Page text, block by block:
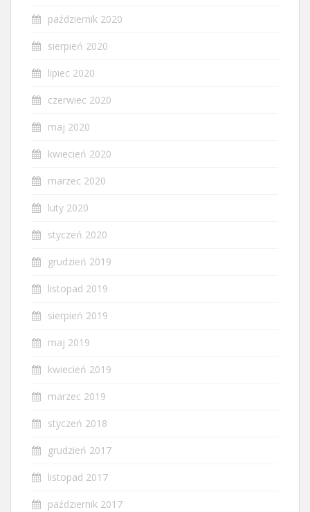
październik 2020
sierpień 2020
lipiec 2020
czerwiec 2020
maj 2020
kwiecień 2020
marzec 2020
luty 2020
styczeń 2020
grudzień 2019
listopad 2019
sierpień 2019
maj 2019
kwiecień 2019
marzec 2019
styczeń 2018
grudzień 2017
listopad 2017
październik 2017